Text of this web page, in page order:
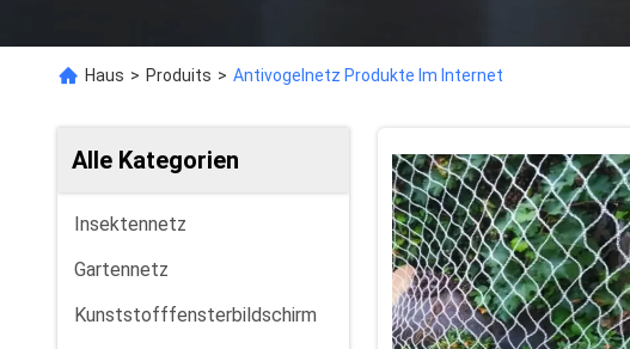
Haus > Produits > Antivogelnetz Produkte Im Internet
Alle Kategorien
Insektennetz
Gartennetz
Kunststofffensterbildschirm